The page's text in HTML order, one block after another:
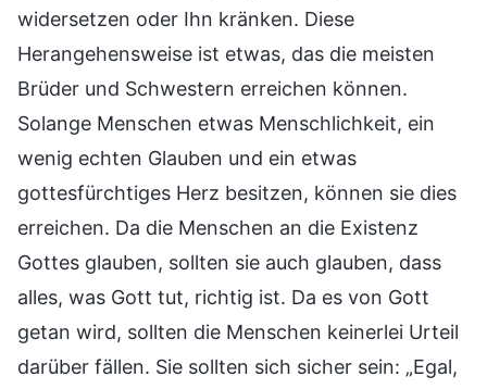
widersetzen oder Ihn kränken. Diese
Herangehensweise ist etwas, das die meisten
Brüder und Schwestern erreichen können.
Solange Menschen etwas Menschlichkeit, ein
wenig echten Glauben und ein etwas
gottesfürchtiges Herz besitzen, können sie dies
erreichen. Da die Menschen an die Existenz
Gottes glauben, sollten sie auch glauben, dass
alles, was Gott tut, richtig ist. Da es von Gott
getan wird, sollten die Menschen keinerlei Urteil
darüber fällen. Sie sollten sich sicher sein: „Egal,